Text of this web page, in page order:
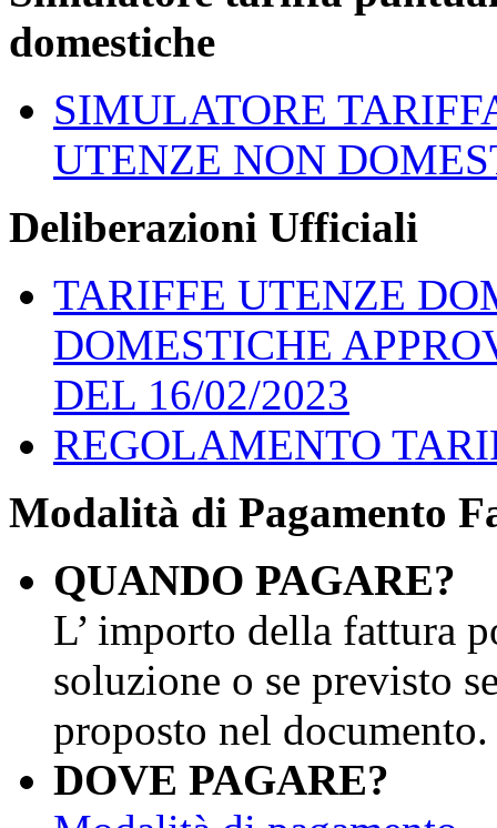
domestiche
SIMULATORE
UTENZE NON
Deliberazioni Ufficiali
TARIFFE UTENZE
DOMESTICHE
DEL 16/02/2023
REGOLAMENTO
Modalità di Pagamento
QUANDO PAGARE?
L’ importo della fattura
soluzione o se previsto
proposto nel documento.
DOVE PAGARE?